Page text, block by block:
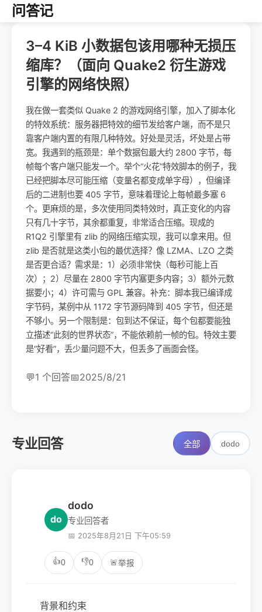
问答记
3–4 KiB 小数据包该用哪种无损压
缩库？（面向 Quake2 衍生游戏
引擎的网络快照）
我在做一套类似 Quake 2 的游戏网络引擎，加入了脚本化
的特效系统：服务器把特效的细节发给客户端，而不是只
靠客户端内置的有限几种特效。好处是灵活，坏处是占带
宽。我遇到的瓶颈是：单个数据包最大约 2800 字节，每
帧每个客户端只能发一个。举个“火花”特效脚本的例子，我
已经把脚本尽可能压缩（变量名都变成单字母），但编译
后的二进制也要 405 字节，意味着理论上每帧最多塞 6
个。更麻烦的是，多次使用同类特效时，真正变化的内容
只有几十字节，其余都重复，非常适合压缩。现成的
R1Q2 引擎里有 zlib 的网络压缩实现，我可以拿来用。但
zlib 是否就是这类小包的最优选择？像 LZMA、LZO 之类
是否更合适？需求是：1）必须非常快（每秒可能上百
次）；2）尽量在 2800 字节内塞更多内容；3）额外元数
据要小；4）许可需与 GPL 兼容。补充：脚本我已编译成
字节码，某例中从 1172 字节源码降到 405 字节，但还是
不够小。另一个限制是：包到达不保证，每个包都要能独
立描述“此刻的世界状态”，不能依赖前一帧的包。特效主要
是“好看”，丢少量问题不大，但丢多了画面会怪。
💬1 个回答📅2025/8/21
专业回答 全部 dodo
do
dodo
专业回答者
📅 2025年8月21日 下午05:59
👍0 👎0 🚨举报
背景和约束